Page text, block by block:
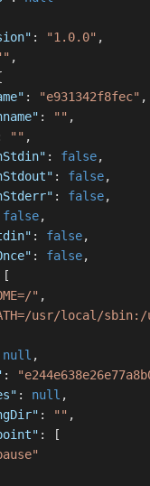
: "1.0.0" ,
,
: "e931342f8fec" ,
: "" ,
"" ,
: false,
: false,
: false,
false,
: false,
: false,
[
" ,
usr/local/
null ,
:
: null ,
: "" ,
:
[